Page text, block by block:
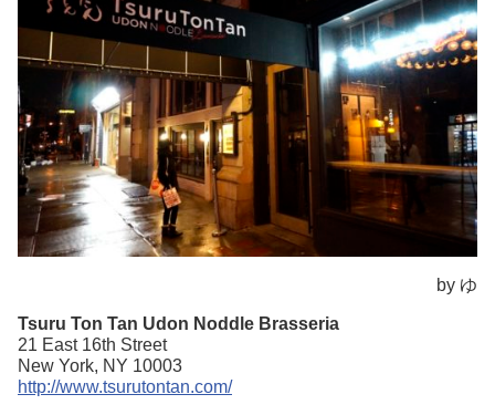
by ゆ
Tsuru Ton Tan Udon Noddle Brasseria
21 East 16th Street
New York, NY 10003
http://www.tsurutontan.com/